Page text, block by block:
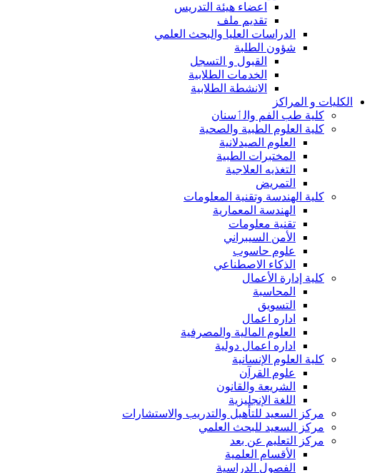
اعضاء هيئة التدريس
تقديم ملف
الدراسات العليا والبحث العلمي
شؤون الطلبة
القبول و التسجل
الخدمات الطلابية
الانشطة الطلابية
الكليات و المراكز
كلية طب الفم والٲسنان
كلية العلوم الطبية والصحية
العلوم الصيدلانية
المختبرات الطبية
التغذيه العلاجية
التمريض
كلية الهندسة وتقنية المعلومات
الهندسة المعمارية
تقنية معلومات
الأمن السيبراني
علوم حاسوب
الذكاء الاصطناعي
كلية إدارة الأعمال
المحاسبة
التسويق
اداره اعمال
العلوم المالية والمصرفية
اداره اعمال دولية
كلية العلوم الإنسانية
علوم القرآن
الشريعة والقانون
اللغة الإنجليزية
مركز السعيد للتأهيل والتدريب والاستشارات
مركز السعيد للبحث العلمي
مركز التعليم عن بعد
الأقسام العلمية
الفصول الدراسية